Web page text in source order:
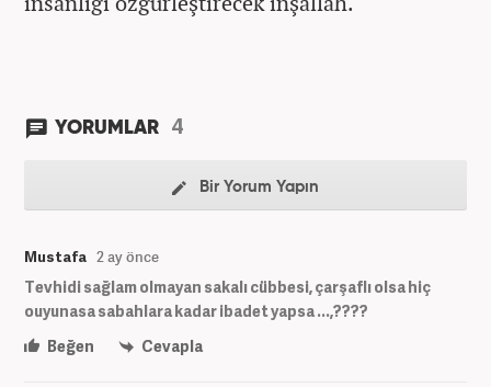
YORUMLAR 4
Bir Yorum Yapın
Mustafa 2 ay önce
Tevhidi sağlam olmayan sakalı cübbesi, çarşaflı olsa hiç
ouyunasa sabahlara kadar ibadet yapsa ...,????
Beğen
Cevapla